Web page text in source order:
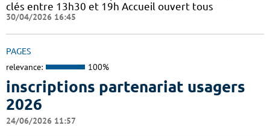
clés entre 13h30 et 19h Accueil ouvert tous
30/04/2026 16:45
PAGES
relevance: 100%
inscriptions partenariat usagers
2026
24/06/2026 11:57